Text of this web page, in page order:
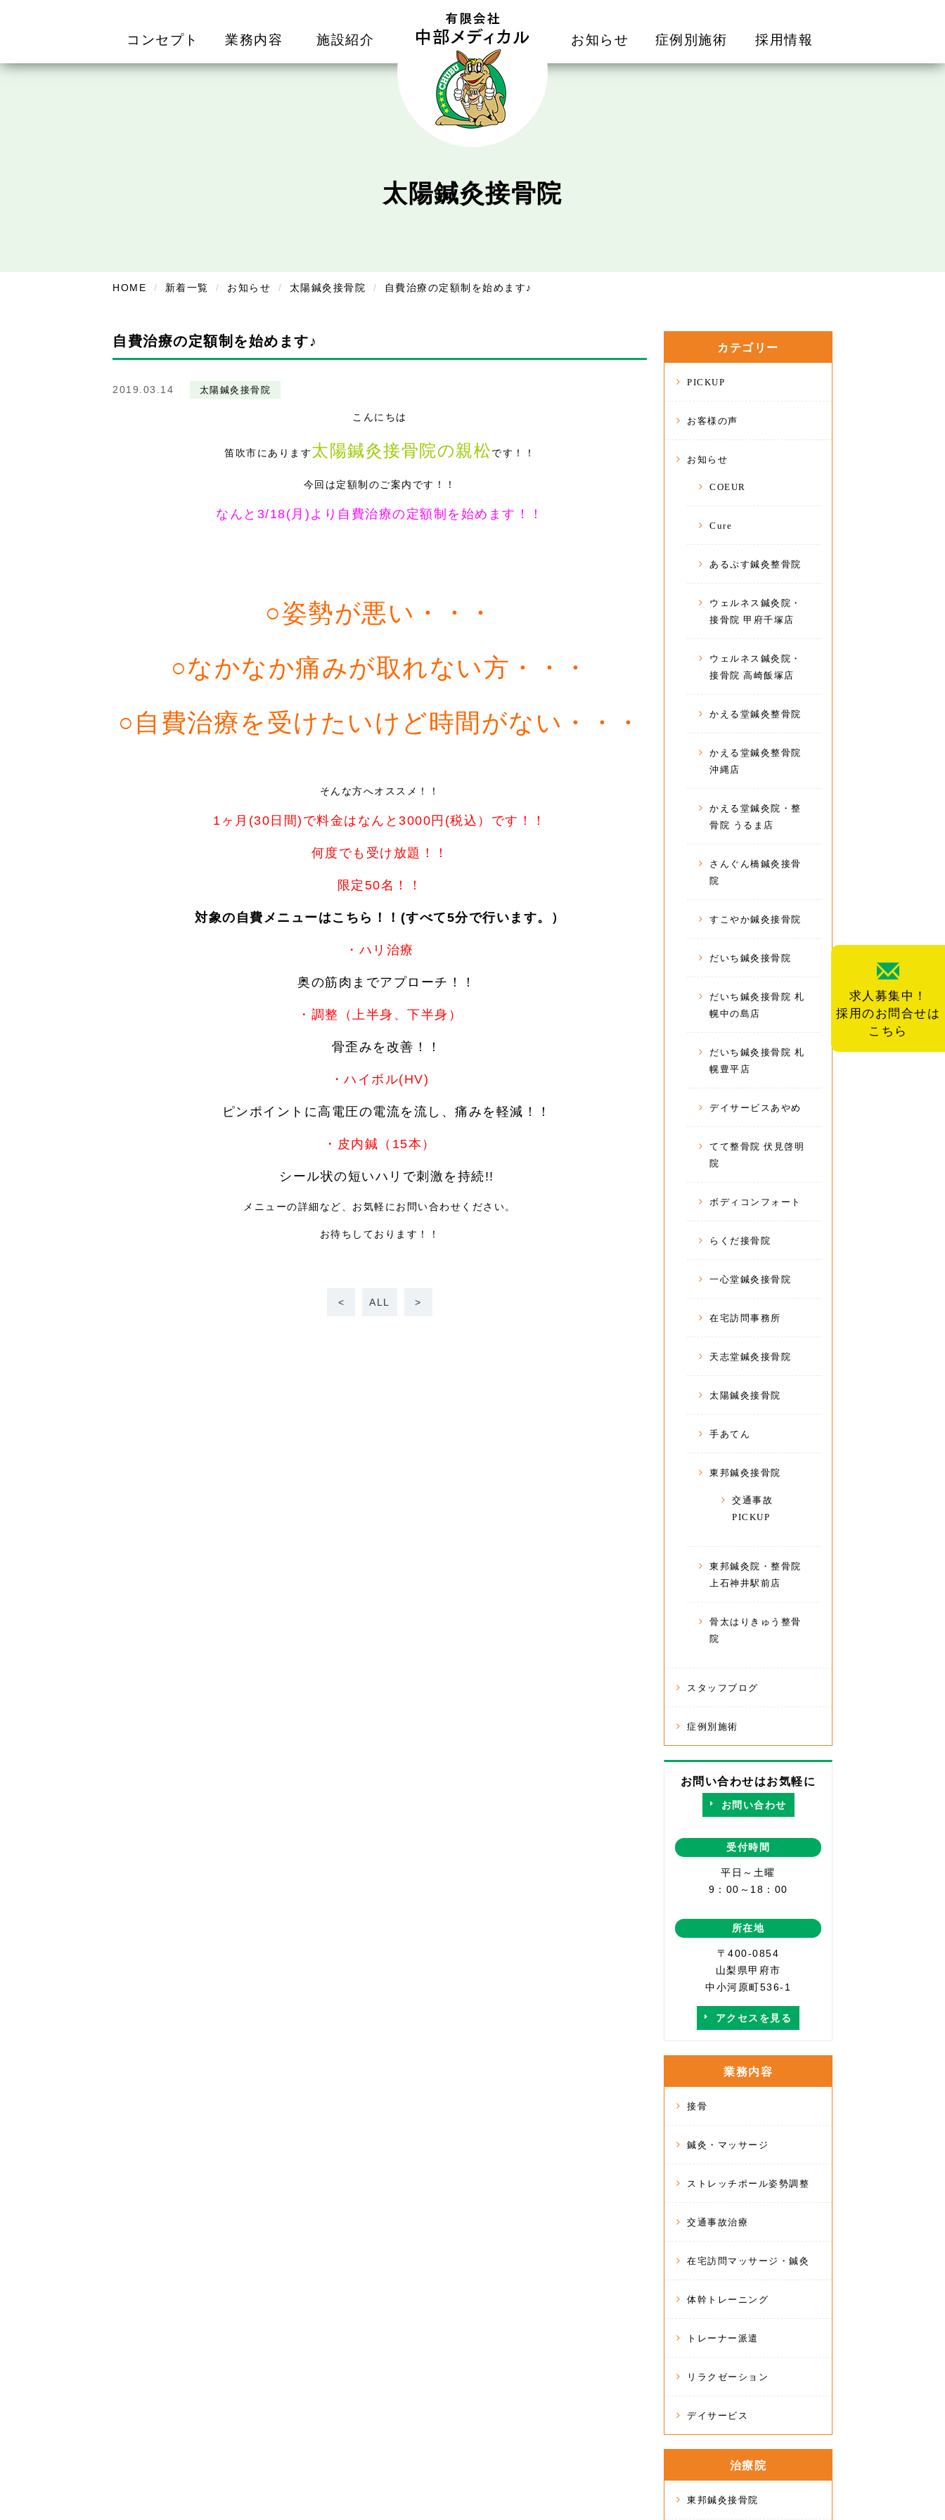
コンセプト 業務内容 施設紹介 お知らせ 症例別施術 採用情報
求人募集中！
採用のお問合せは
こちら
太陽鍼灸接骨院
HOME 新着一覧 お知らせ 太陽鍼灸接骨院 自費治療の定額制を始めます♪
自費治療の定額制を始めます♪
2019.03.14 太陽鍼灸接骨院
こんにちは
笛吹市にあります太陽鍼灸接骨院の親松です！！
今回は定額制のご案内です！！
なんと3/18(月)より自費治療の定額制を始めます！！
○姿勢が悪い・・・
○なかなか痛みが取れない方・・・
○自費治療を受けたいけど時間がない・・・
そんな方へオススメ！！
1ヶ月(30日間)で料金はなんと3000円(税込）です！！
何度でも受け放題！！
限定50名！！
対象の自費メニューはこちら！！(すべて5分で行います。）
・ハリ治療
奥の筋肉までアプローチ！！
・調整（上半身、下半身）
骨歪みを改善！！
・ハイボル(HV)
ピンポイントに高電圧の電流を流し、痛みを軽減！！
・皮内鍼（15本）
シール状の短いハリで刺激を持続!!
メニューの詳細など、お気軽にお問い合わせください。
お待ちしております！！
< ALL >
カテゴリー
PICKUP
お客様の声
お知らせ
COEUR
Cure
あるぷす鍼灸整骨院
ウェルネス鍼灸院・
接骨院 甲府千塚店
ウェルネス鍼灸院・
接骨院 高崎飯塚店
かえる堂鍼灸整骨院
かえる堂鍼灸整骨院
沖縄店
かえる堂鍼灸院・整
骨院 うるま店
さんぐん橋鍼灸接骨
院
すこやか鍼灸接骨院
だいち鍼灸接骨院
だいち鍼灸接骨院 札
幌中の島店
だいち鍼灸接骨院 札
幌豊平店
デイサービスあやめ
てて整骨院 伏見啓明
院
ボディコンフォート
らくだ接骨院
一心堂鍼灸接骨院
在宅訪問事務所
天志堂鍼灸接骨院
太陽鍼灸接骨院
手あてん
東邦鍼灸接骨院
交通事故
PICKUP
東邦鍼灸院・整骨院
上石神井駅前店
骨太はりきゅう整骨
院
スタッフブログ
症例別施術
お問い合わせはお気軽に
お問い合わせ
受付時間
平日～土曜
9：00～18：00
所在地
〒400-0854
山梨県甲府市
中小河原町536-1
アクセスを見る
業務内容
接骨
鍼灸・マッサージ
ストレッチポール姿勢調整
交通事故治療
在宅訪問マッサージ・鍼灸
体幹トレーニング
トレーナー派遣
リラクゼーション
デイサービス
治療院
東邦鍼灸接骨院